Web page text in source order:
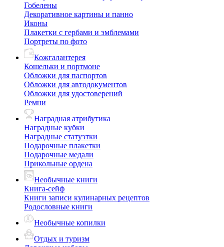
Гобелены
Декоративное картины и панно
Иконы
Плакетки с гербами и эмблемами
Портреты по фото
Кожгалантерея
Кошельки и портмоне
Обложки для паспортов
Обложки для автодокументов
Обложки для удостоверений
Ремни
Наградная атрибутика
Наградные кубки
Наградные статуэтки
Подарочные плакетки
Подарочные медали
Прикольные ордена
Необычные книги
Книга-сейф
Книги записи кулинарных рецептов
Родословные книги
Необычные копилки
Отдых и туризм